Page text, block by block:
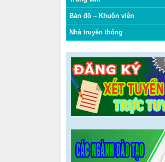
Bản đồ – Khuôn viên
Nhà truyền thống